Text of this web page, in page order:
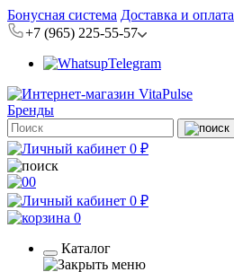
Бонусная система Доставка и оплата
+7 (965) 225-55-57
Telegram
Бренды
0 ₽
0
0 ₽
0
Каталог